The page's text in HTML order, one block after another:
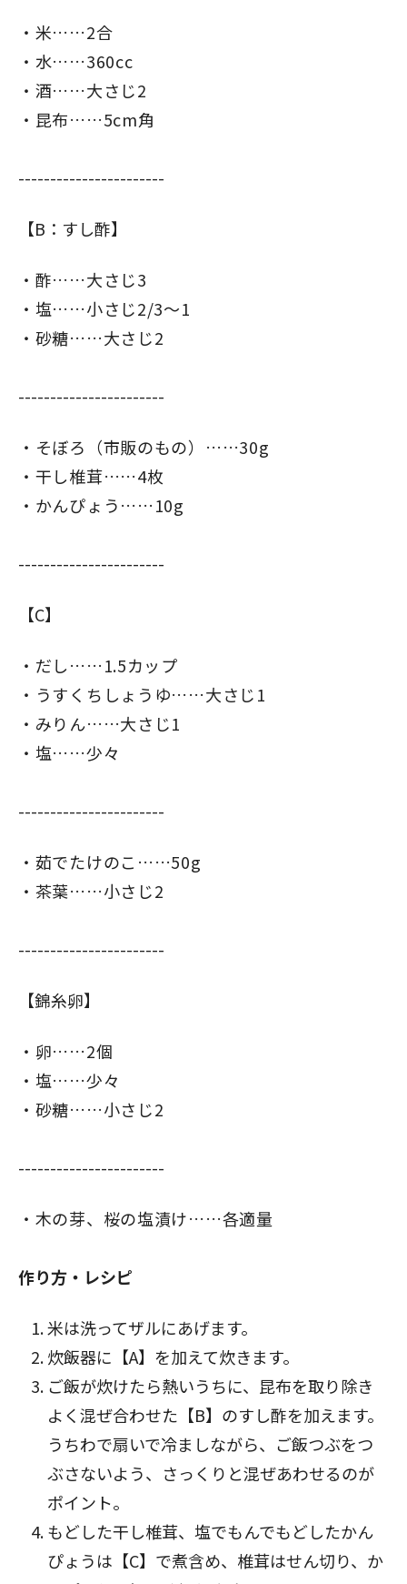
米……2合
水……360cc
酒……大さじ2
昆布……5cm角
-----------------------
【B：すし酢】
酢……大さじ3
塩……小さじ2/3～1
砂糖……大さじ2
-----------------------
そぼろ（市販のもの）……30g
干し椎茸……4枚
かんぴょう……10g
-----------------------
【C】
だし……1.5カップ
うすくちしょうゆ……大さじ1
みりん……大さじ1
塩……少々
-----------------------
茹でたけのこ……50g
茶葉……小さじ2
-----------------------
【錦糸卵】
卵……2個
塩……少々
砂糖……小さじ2
-----------------------
木の芽、桜の塩漬け……各適量
作り方・レシピ
米は洗ってザルにあげます。
炊飯器に【A】を加えて炊きます。
ご飯が炊けたら熱いうちに、昆布を取り除き
よく混ぜ合わせた【B】のすし酢を加えます。
うちわで扇いで冷ましながら、ご飯つぶをつ
ぶさないよう、さっくりと混ぜあわせるのが
ポイント。
もどした干し椎茸、塩でもんでもどしたかん
ぴょうは【C】で煮含め、椎茸はせん切り、か